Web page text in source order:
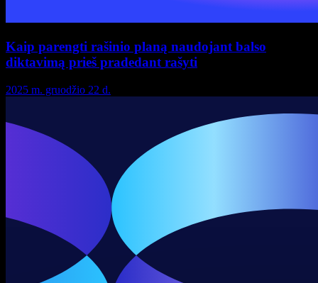
Kaip parengti rašinio planą naudojant balso
diktavimą prieš pradedant rašyti
2025 m. gruodžio 22 d.